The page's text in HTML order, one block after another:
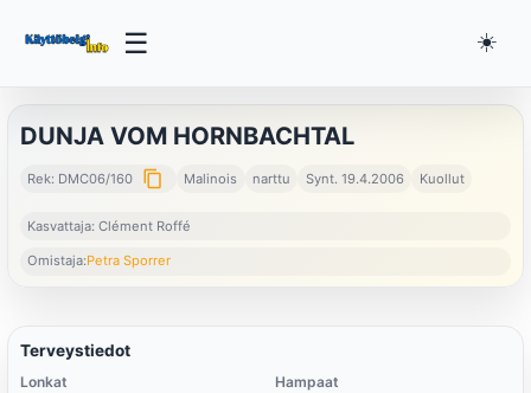
☰ ☀️
DUNJA VOM HORNBACHTAL
Rek: DMC06/160 content_copy Malinois narttu Synt. 19.4.2006 Kuollut
Kasvattaja: Clément Roffé
Omistaja:Petra Sporrer
Terveystiedot
Lonkat
Hampaat